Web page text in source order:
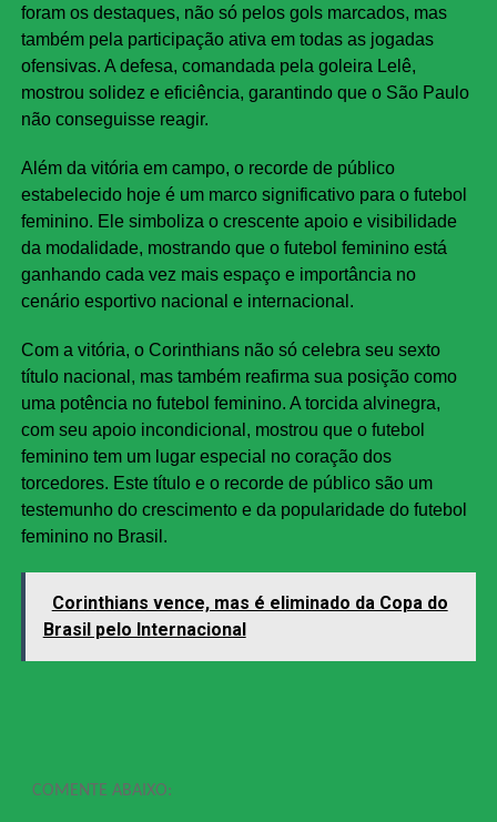
foram os destaques, não só pelos gols marcados, mas
também pela participação ativa em todas as jogadas
ofensivas. A defesa, comandada pela goleira Lelê,
mostrou solidez e eficiência, garantindo que o São Paulo
não conseguisse reagir.
Além da vitória em campo, o recorde de público
estabelecido hoje é um marco significativo para o futebol
feminino. Ele simboliza o crescente apoio e visibilidade
da modalidade, mostrando que o futebol feminino está
ganhando cada vez mais espaço e importância no
cenário esportivo nacional e internacional.
Com a vitória, o Corinthians não só celebra seu sexto
título nacional, mas também reafirma sua posição como
uma potência no futebol feminino. A torcida alvinegra,
com seu apoio incondicional, mostrou que o futebol
feminino tem um lugar especial no coração dos
torcedores. Este título e o recorde de público são um
testemunho do crescimento e da popularidade do futebol
feminino no Brasil.
Corinthians vence, mas é eliminado da Copa do
Brasil pelo Internacional
COMENTE ABAIXO: